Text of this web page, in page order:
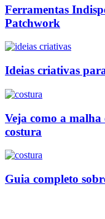
Ferramentas
Patchwork
Ideias criativas
Veja como a
costura
Guia completo